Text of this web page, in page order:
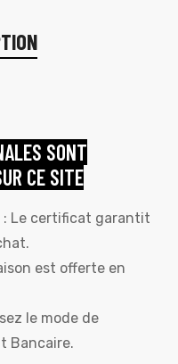
SONT
CE SITE
: Le certificat garantit
est offerte en
le mode de
Bancaire.